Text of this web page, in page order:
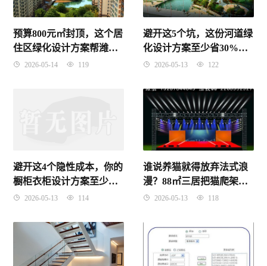
预算800元㎡封顶，这个居
住区绿化设计方案帮潍坊
业主省了28%硬景占地
2026-05-14 119
避开这5个坑，这份河道绿
化设计方案至少省30%预
算 2026-05-13 122
避开这4个隐性成本，你的
橱柜衣柜设计方案至少省2
万 2026-05-13 114
谁说养猫就得放弃法式浪
漫？88㎡三居把猫爬架藏
进石膏线里
2026-05-13 118